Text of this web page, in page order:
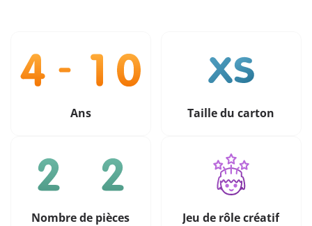
Ans Taille du carton
Nombre de pièces Jeu de rôle créatif